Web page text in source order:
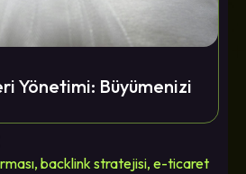
Yönetimi: Büyümenizi
, backlink stratejisi, e-ticaret